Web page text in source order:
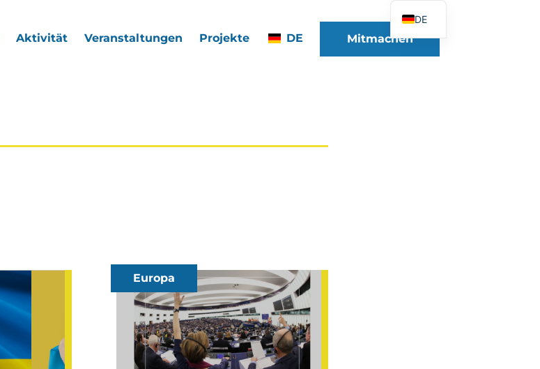
Aktivität Veranstaltungen Projekte DE Mitmachen
Europa
DE
FR